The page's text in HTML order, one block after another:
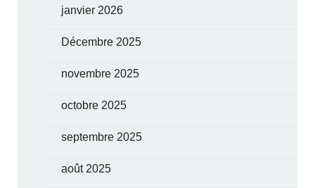
janvier 2026
Décembre 2025
novembre 2025
octobre 2025
septembre 2025
août 2025